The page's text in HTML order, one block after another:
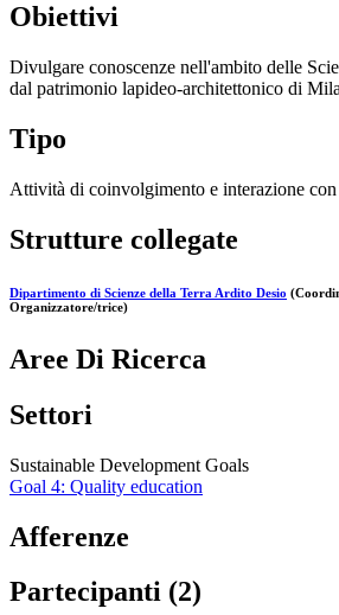
Obiettivi
Divulgare conoscenze nell'ambito delle
dal patrimonio lapideo-architettonico di
Tipo
Attività di coinvolgimento e interazione
Strutture collegate
Dipartimento di Scienze della Terra Ardito Desio
Organizzatore/trice)
Aree Di Ricerca
Settori
Sustainable Development Goals
Goal 4: Quality education
Afferenze
Partecipanti (2)